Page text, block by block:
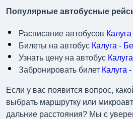
Популярные автобусные
Расписание автобусов
Билеты на автобус Калуга -
Узнать цену на автобус
Забронировать билет Калуга
Если у вас появится вопрос,
выбрать маршрутку или
дальние расстояния? Мы с